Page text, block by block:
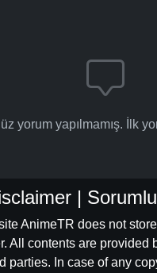
yorum yapılmamış. İlk
|
AnimeTR does not
All contents are provided
parties. In case of any